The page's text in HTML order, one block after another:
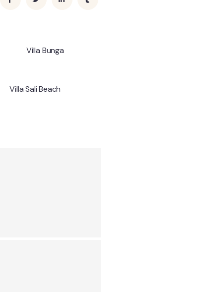
Villa Bunga
Villa Sali Beach